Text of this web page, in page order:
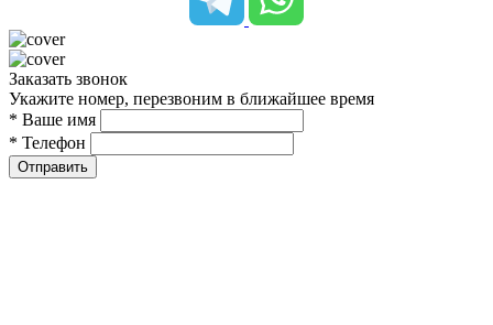
Заказать звонок
Укажите номер, перезвоним в ближайшее время
* Ваше имя
* Телефон
Отправить